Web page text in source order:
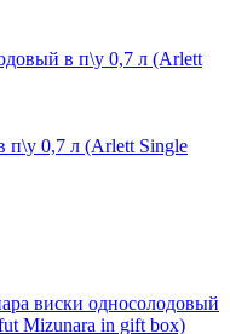
п\у 0,7 л (Arlett Single